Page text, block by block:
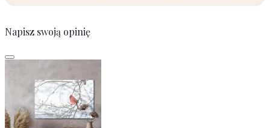
Napisz swoją opinię